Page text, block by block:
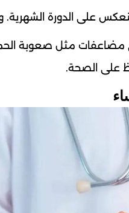
على الدورة الشهرية.
مضاعفات مثل صعوبة
على الصحة.